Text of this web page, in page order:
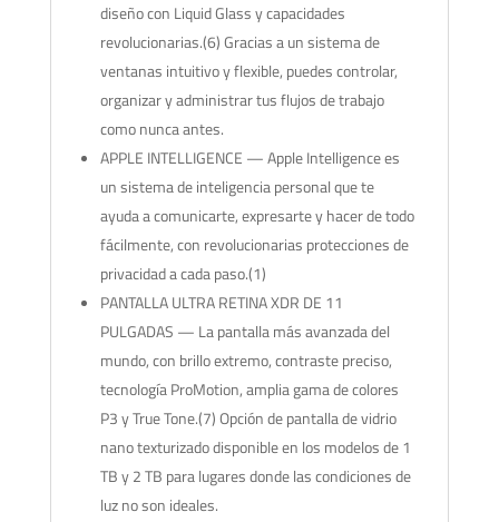
diseño con Liquid Glass y capacidades
revolucionarias.(6) Gracias a un sistema de
ventanas intuitivo y flexible, puedes controlar,
organizar y administrar tus flujos de trabajo
como nunca antes.
APPLE INTELLIGENCE — Apple Intelligence es
un sistema de inteligencia personal que te
ayuda a comunicarte, expresarte y hacer de todo
fácilmente, con revolucionarias protecciones de
privacidad a cada paso.(1)
PANTALLA ULTRA RETINA XDR DE 11
PULGADAS — La pantalla más avanzada del
mundo, con brillo extremo, contraste preciso,
tecnología ProMotion, amplia gama de colores
P3 y True Tone.(7) Opción de pantalla de vidrio
nano texturizado disponible en los modelos de 1
TB y 2 TB para lugares donde las condiciones de
luz no son ideales.